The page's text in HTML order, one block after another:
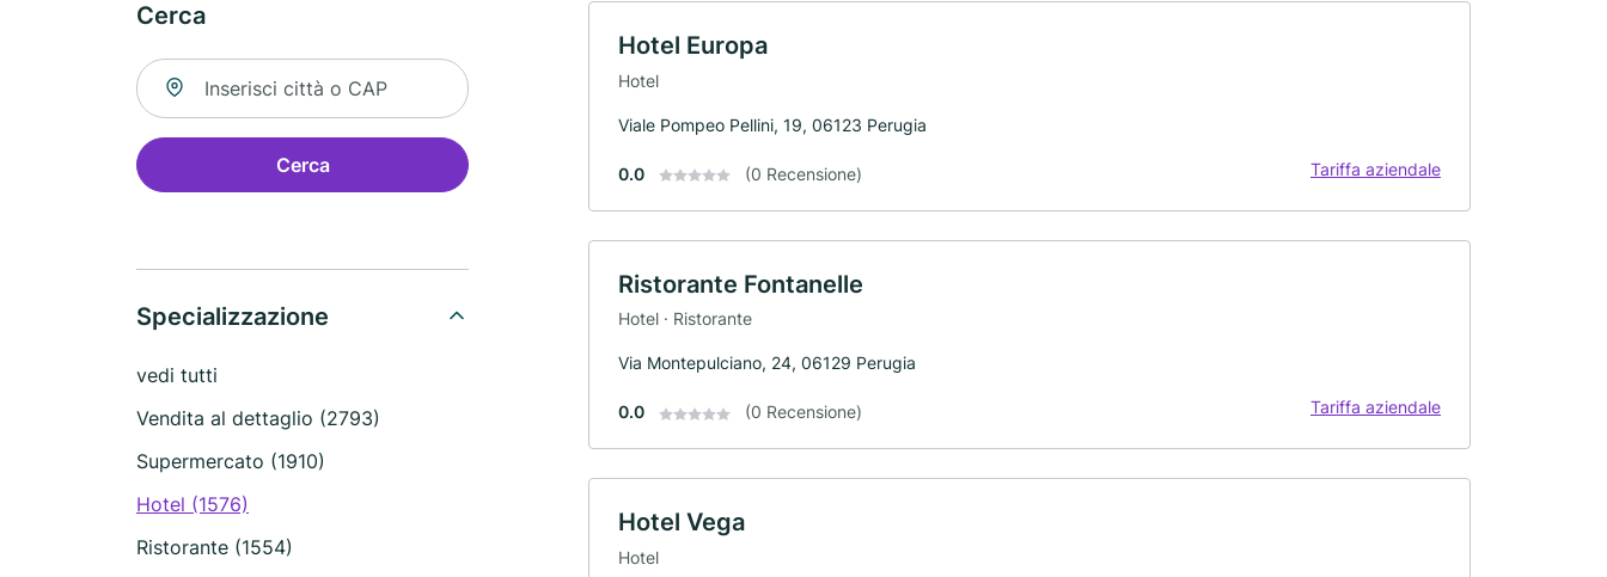
Cerca
Cerca una località
Cerca
Specializzazione
vedi tutti
Vendita al dettaglio (2793)
Supermercato (1910)
Hotel (1576)
Ristorante (1554)
Hotel Europa
Hotel
Viale Pompeo Pellini, 19, 06123 Perugia
0.0 (0 Recensione) Tariffa aziendale
Ristorante Fontanelle
Hotel · Ristorante
Via Montepulciano, 24, 06129 Perugia
0.0 (0 Recensione) Tariffa aziendale
Hotel Vega
Hotel